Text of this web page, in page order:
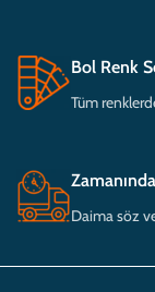
Bol Renk
Tüm
Daima söz